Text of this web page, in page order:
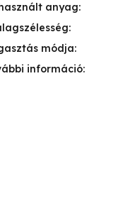
anyag:
:
módja:
információ: